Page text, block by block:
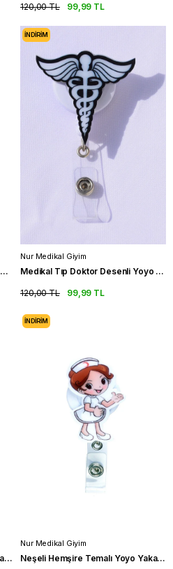
99,99 TL
120,00 TL
Laborant Kimyager Temalı Yoyo Yaka Kartlığı
Nur Medikal Giyim
Medikal Tıp Doktor Desenli Yoyo Yaka Kartlığı
99,99 TL
120,00 TL
İNDIRIM
Melek Hemşire Temalı Yoyo Yaka Kartlığı
Nur Medikal Giyim
Neşeli Hemşire Temalı Yoyo Yaka Kartlığı
İNDIRIM